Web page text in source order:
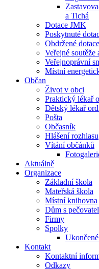
a Tichá
Dotace JMK
Poskytnuté
Obdržené dotace
Veřejné
Veřejnoprávní
Místní
Občan
Život v obci
Praktický lékař
Dětský lékař
Pošta
Občasník
Hlášení rozhlasu
Vítání občánků
Aktuálně
Organizace
Základní škola
Mateřská škola
Místní knihovna
Dům s
Firmy
Spolky
Kontakt
Kontaktní
Odkazy